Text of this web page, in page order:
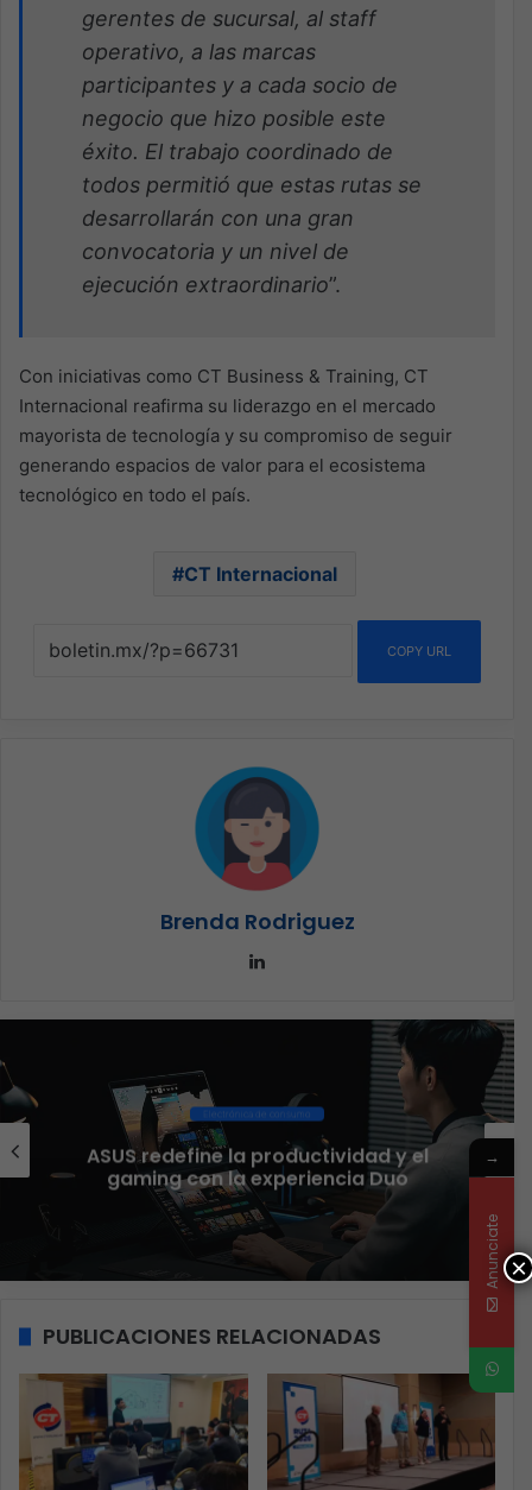
gerentes de sucursal, al staff
operativo, a las marcas
participantes y a cada socio de
negocio que hizo posible este
éxito. El trabajo coordinado de
todos permitió que estas rutas se
desarrollarán con una gran
convocatoria y un nivel de
ejecución extraordinario”.
Con iniciativas como CT Business & Training, CT
Internacional reafirma su liderazgo en el mercado
mayorista de tecnología y su compromiso de seguir
generando espacios de valor para el ecosistema
tecnológico en todo el país.
CT Internacional
COPY URL
Brenda Rodriguez
Ciberseguridad
El 73% de las empresas en LATAM
aseguran que el phishing sigue
funcionando
PUBLICACIONES RELACIONADAS
×
→
Anunciate